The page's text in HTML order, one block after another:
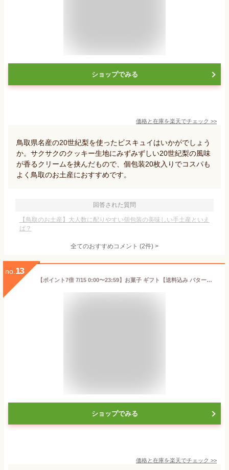
ショップでみる
価格と在庫を楽天でチェック >>
鳥取県名産の20世紀梨を使ったビスキュイはいかがでしょう
か。サクサクのクッキー生地にみずみずしい20世紀梨の風味
が香るクリームを挟んだもので、個包装20枚入りでコスパも
よく鳥取のお土産におすすめです。
回答された質問
【鳥取のお土産】大人数に配りやすい個包装の美味しい手土産といえ
ば？
全てのおすすめコメント (2件) >
no. 13
【ポイント7倍 7/15 0:00〜23:59】お菓子 ギフト【送料込み バターフィナンシェ12個入】 個包装 スイーツ フィナンシェ 焼き菓子 洋菓子 内祝 お祝 出産祝 お礼 おしゃれ 退職 菓子折り ご挨拶 ギフト バターバトラー お供え お中元 御中元 夏ギフト 暑中見舞い
ショップでみる
価格と在庫を楽天でチェック >>